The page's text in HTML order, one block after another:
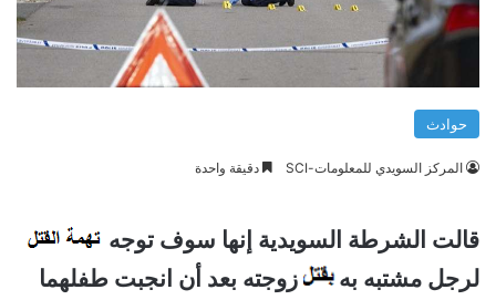
حوادث
المركز السويدي للمعلومات-SCI دقيقة واحدة
قالت الشرطة السويدية إنها سوف توجه
لرجل مشتبه به
زوجته بعد أن انجبت طفلهما